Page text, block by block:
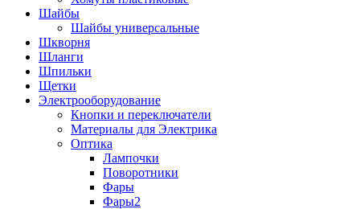
Шайбы
Шайбы универсальные
Шкворня
Шланги
Шпильки
Щетки
Электрооборудование
Кнопки и переключатели
Материалы для Электрика
Оптика
Лампочки
Поворотники
Фары
Фары2